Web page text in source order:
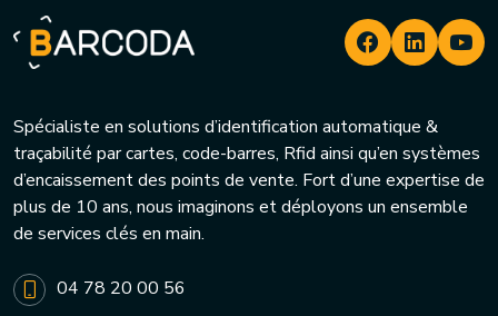
Spécialiste en solutions d’identification automatique &
traçabilité par cartes, code-barres, Rfid ainsi qu’en systèmes
d’encaissement des points de vente. Fort d’une expertise de
plus de 10 ans, nous imaginons et déployons un ensemble
de services clés en main.
04 78 20 00 56